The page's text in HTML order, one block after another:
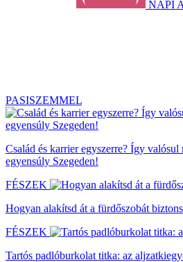
NAPI
PASISZEMMEL
Család és karrier egyszerre? Így valósul
egyensúly Szegeden!
FÉSZEK
Hogyan alakítsd át a fürdőszobát
FÉSZEK
Tartós padlóburkolat titka: az